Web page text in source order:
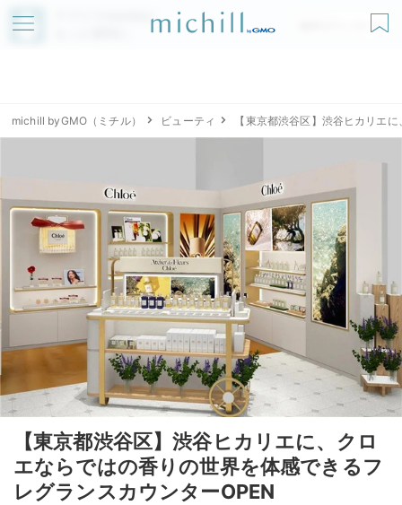
アプリでmichillが
無料ダウンロード
michill byGMO（ミチル） ビューティ 【東京都渋谷区】渋谷ヒカリエ
【東京都渋谷区】渋谷ヒカリエに、クロ
エならではの香りの世界を体感できるフ
レグランスカウンターOPEN